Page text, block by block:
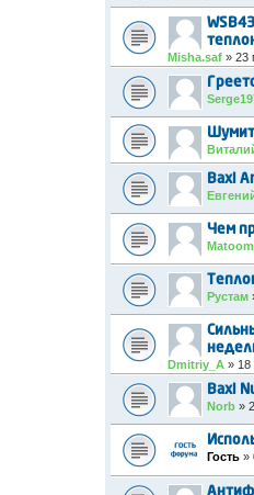
Misha.saf » 23
Шумит
Baxi
Чем
Рустам
Dmitriy_A » 18
Baxi
Norb »
Гость »